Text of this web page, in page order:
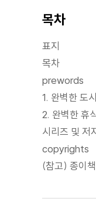
목차
표지
목차
prewords
1. 완벽한 도시
2. 완벽한 휴
시리즈 및 저
copyrights
(참고) 종이